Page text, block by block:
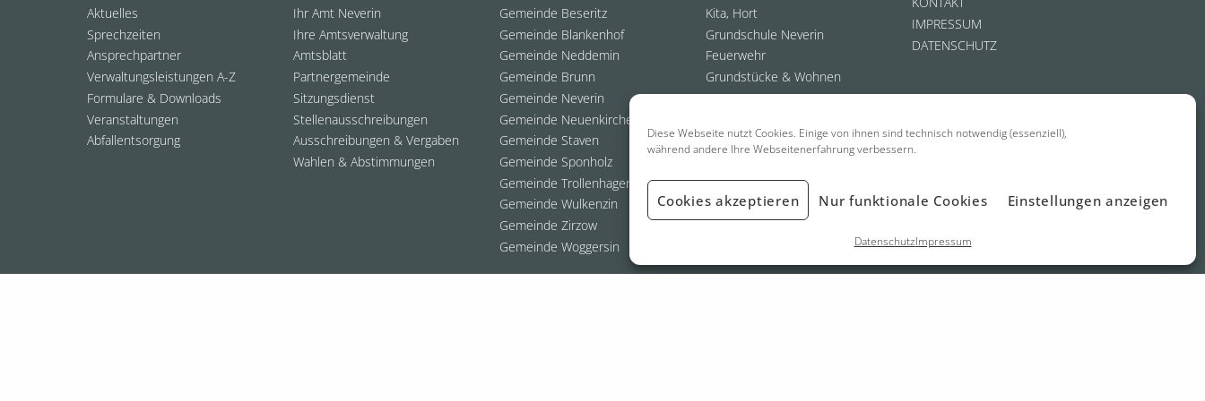
Diese Webseite nutzt Cookies. Einige von ihnen sind technisch notwendig (essenziell),
während andere Ihre Webseitenerfahrung verbessern.
Cookies akzeptieren Nur funktionale Cookies Einstellungen anzeigen
DatenschutzImpressum
Aktuelles
Sprechzeiten
Ansprechpartner
Verwaltungsleistungen A-Z
Formulare & Downloads
Veranstaltungen
Abfallentsorgung
Ihr Amt Neverin
Ihre Amtsverwaltung
Amtsblatt
Partnergemeinde
Sitzungsdienst
Stellenausschreibungen
Ausschreibungen & Vergaben
Wahlen & Abstimmungen
Gemeinde Beseritz
Gemeinde Blankenhof
Gemeinde Neddemin
Gemeinde Brunn
Gemeinde Neverin
Gemeinde Neuenkirchen
Gemeinde Staven
Gemeinde Sponholz
Gemeinde Trollenhagen
Gemeinde Wulkenzin
Gemeinde Zirzow
Gemeinde Woggersin
Kita, Hort
Grundschule Neverin
Feuerwehr
Grundstücke & Wohnen
IMPRESSUM
DATENSCHUTZ